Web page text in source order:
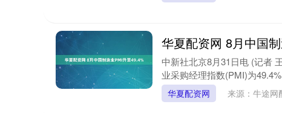
华夏配资网 8月中国
中新社北京8月31日电 (记者
业采购经理指数(PMI)为
华夏配资网 来源：牛途网